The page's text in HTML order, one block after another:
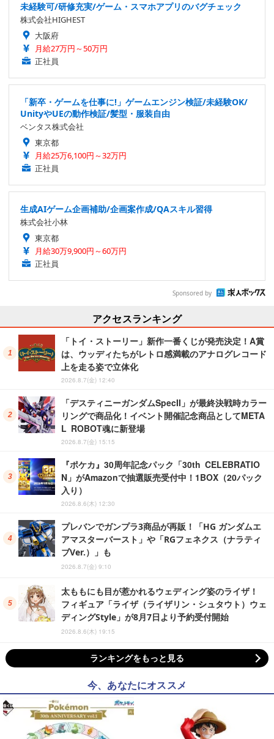
未経験可/研修充実/ゲーム・スマホアプリのバグチェック
株式会社HIGHEST
大阪府
月給27万円～50万円
正社員
「新卒・ゲームを仕事に!」ゲームエンジン検証/未経験OK/
UnityやUEの動作検証/髪型・服装自由
ベンタス株式会社
東京都
月給25万6,100円～32万円
正社員
生成AIゲーム企画補助/企画案作成/QAスキル習得
株式会社小林
東京都
月給30万9,900円～60万円
正社員
Sponsored by
アクセスランキング
「トイ・ストーリー」新作一番くじが発売決定！A賞
は、ウッディたちがレトロ感満載のアナログレコード
上を走る姿で立体化
2026.8.7(金) 12:40
「デスティニーガンダムSpecII」が最終決戦時カラー
リングで商品化！イベント開催記念商品としてMETA
L ROBOT魂に新登場
2026.8.7(金) 15:15
『ポケカ』30周年記念パック「30th CELEBRATIO
N」がAmazonで抽選販売受付中！1BOX（20パック
入り）
2026.8.6(木) 12:30
プレバンでガンプラ3商品が再販！「HG ガンダムエ
アマスターバースト」や「RGフェネクス（ナラティ
ブVer.）」も
2026.8.7(金) 9:10
太ももにも目が惹かれるウェディング姿のライザ！
フィギュア「ライザ（ライザリン・シュタウト）ウェ
ディングStyle」が8月7日より予約受付開始
2026.8.6(木) 19:15
ランキングをもっと見る
今、あなたにオススメ